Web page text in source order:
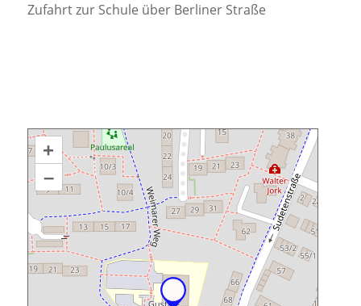
Zufahrt zur Schule über Berliner Straße
+
–